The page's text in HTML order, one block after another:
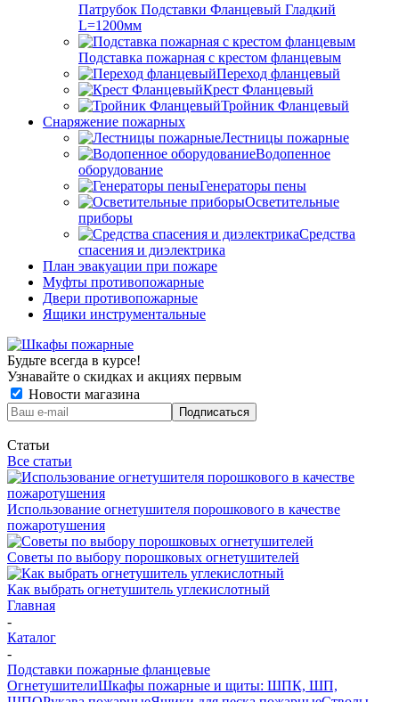
Патрубок Подставки Фланцевый Гладкий
L=1200мм
Подставка пожарная с крестом фланцевым
Переход фланцевый
Крест Фланцевый
Тройник Фланцевый
Снаряжение пожарных
Лестницы пожарные
Водопенное
оборудование
Генераторы пены
Осветительные
приборы
Средства
спасения и диэлектрика
План эвакуации при пожаре
Муфты противопожарные
Двери противопожарные
Ящики инструментальные
Будьте всегда в курсе!
Узнавайте о скидках и акциях первым
Новости магазина
Статьи
Все статьи
Использование огнетушителя порошкового в качестве
пожаротушения
Советы по выбору порошковых огнетушителей
Как выбрать огнетушитель углекислотный
Главная
-
Каталог
-
Подставки пожарные фланцевые
ОгнетушителиШкафы пожарные и щиты: ШПК, ШП,